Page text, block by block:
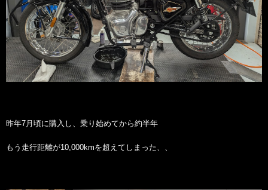
昨年7月頃に購入し、乗り始めてから約半年
もう走行距離が10,000kmを超えてしまった、、